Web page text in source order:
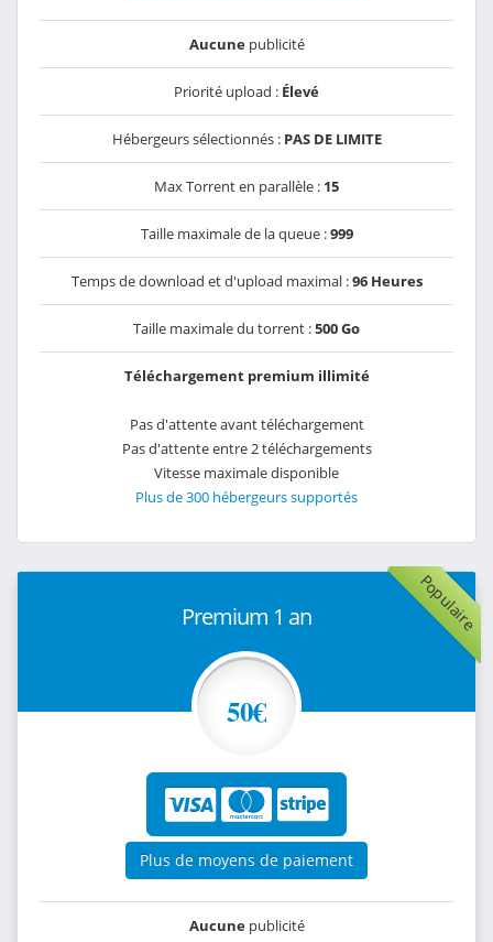
Aucunepublicité
Priorité upload : Élevé
Hébergeurs sélectionnés : PAS DE LIMITE
Max Torrent en parallèle : 15
Taille maximale de la queue :999
Temps de download et d'upload maximal :96 Heures
Taille maximale du torrent :500 Go
Téléchargement premium illimité
Pas d'attente avant téléchargement
Pas d'attente entre 2 téléchargements
Vitesse maximale disponible
Plus de 300 hébergeurs supportés
Populaire
Premium 1 an
50€
Plus de moyens de paiement
Aucunepublicité